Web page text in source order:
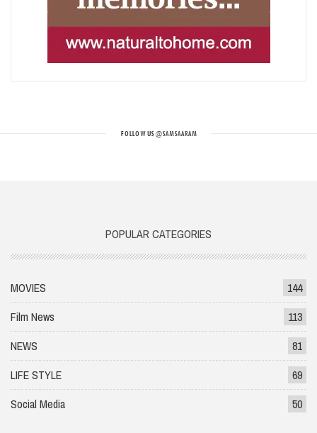
FOLLOW US@SAMSAARAM
POPULAR CATEGORIES
MOVIES
144
Film News
113
NEWS
81
LIFE STYLE
69
Social Media
50